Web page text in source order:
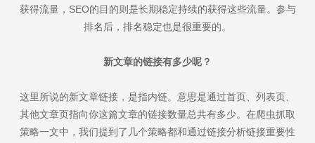
获得流量，SEO的目的则是长期稳定持续的获得这些流量。参与
排名后，排名稳定也是很重要的。
新文章的链接有多少呢？
这里所说的新文章链接，是指内链。意思是通过首页、列表页、
其他文章页指向你这篇文章的链接数量总共有多少。在爬虫抓取
策略一文中，我们提到了几个策略都和通过链接分析链接重要性